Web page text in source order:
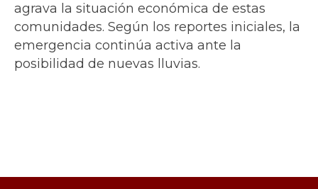
agrava la situación económica de estas
comunidades. Según los reportes iniciales, la
emergencia continúa activa ante la
posibilidad de nuevas lluvias.